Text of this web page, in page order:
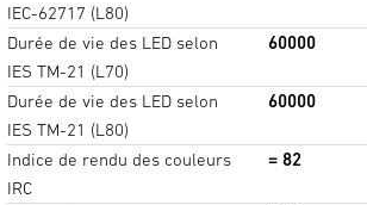
IEC-62717 (L80)
Durée de vie des LED selon
IES TM-21 (L70)
60000
Durée de vie des LED selon
IES TM-21 (L80)
60000
Indice de rendu des couleurs
IRC
= 82